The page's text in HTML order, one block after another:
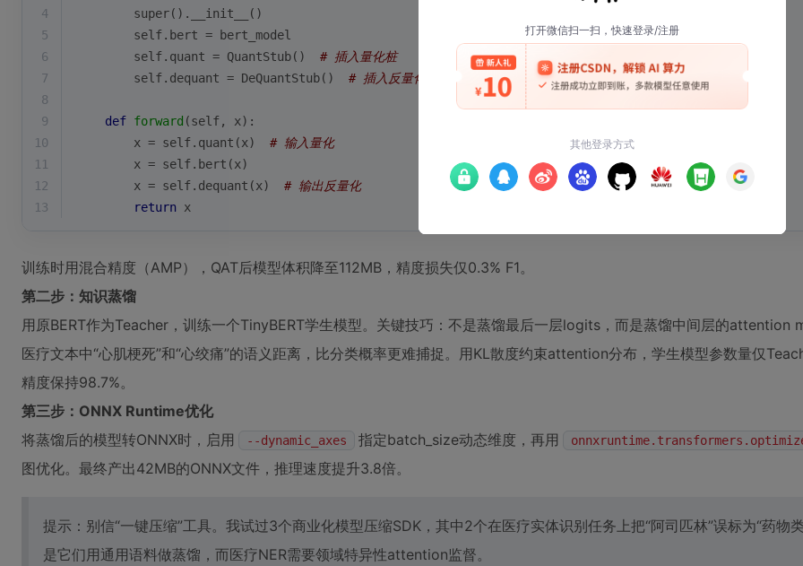
4
super().__init__()
5
        self.bert = bert_model
6
        self.quant = QuantStub()
# 插入量化桩
7
        self.dequant = DeQuantStub()
# 插入反量化桩
8
9
def forward (self, x):
10
        x = self.quant(x)
# 输入量化
11
        x = self.bert(x)
12
        x = self.dequant(x)
# 输出反量化
13
return x
训练时用混合精度（AMP），QAT后模型体积降至112MB，精度损失仅0.3% F1。
第二步：知识蒸馏
用原BERT作为Teacher，训练一个TinyBERT学生模型。关键技巧：不是蒸馏最后一层logits，而是蒸馏中间层的
医疗文本中“心肌梗死”和“心绞痛”的语义距离，比分类概率更难捕捉。用KL散度约束attention分布，学生模型参数量仅
精度保持98.7%。
第三步：ONNX Runtime优化
将蒸馏后的模型转ONNX时，启用
--dynamic_axes 指定batch_size动态维度，再用
图优化。最终产出42MB的ONNX文件，推理速度提升3.8倍。
提示：别信“一键压缩”工具。我试过3个商业化模型压缩SDK，其中2个在医疗实体识别任务上把“阿司匹林”误标为“药物
是它们用通用语料做蒸馏，而医疗NER需要领域特异性attention监督。